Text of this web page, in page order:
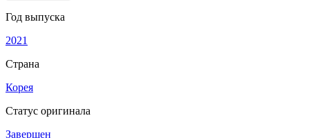
Год выпуска
2021
Страна
Корея
Статус оригинала
Завершен